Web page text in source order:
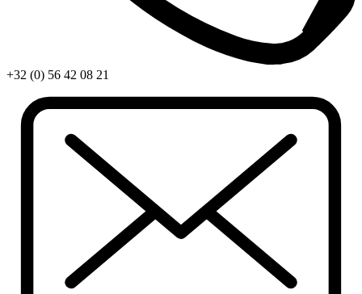
+32 (0) 56 42 08 21